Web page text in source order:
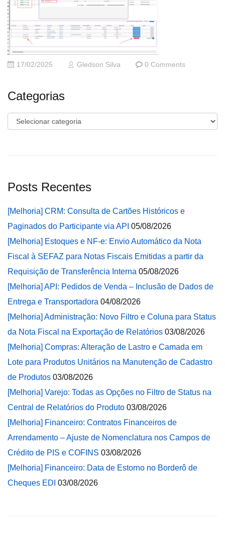
17/02/2025 Gledson Silva 0 Comments
Categorias
Categorias
Posts Recentes
[Melhoria] CRM: Consulta de Cartões Históricos e
Paginados do Participante via API 05/08/2026
[Melhoria] Estoques e NF-e: Envio Automático da Nota
Fiscal à SEFAZ para Notas Fiscais Emitidas a partir da
Requisição de Transferência Interna 05/08/2026
[Melhoria] API: Pedidos de Venda – Inclusão de Dados de
Entrega e Transportadora 04/08/2026
[Melhoria] Administração: Novo Filtro e Coluna para Status
da Nota Fiscal na Exportação de Relatórios 03/08/2026
[Melhoria] Compras: Alteração de Lastro e Camada em
Lote para Produtos Unitários na Manutenção de Cadastro
de Produtos 03/08/2026
[Melhoria] Varejo: Todas as Opções no Filtro de Status na
Central de Relatórios do Produto 03/08/2026
[Melhoria] Financeiro: Contratos Financeiros de
Arrendamento – Ajuste de Nomenclatura nos Campos de
Crédito de PIS e COFINS 03/08/2026
[Melhoria] Financeiro: Data de Estorno no Borderô de
Cheques EDI 03/08/2026